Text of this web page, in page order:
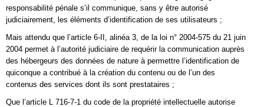
responsabilité pénale s’il communique, sans y être autorisé
judiciairement, les éléments d’identification de ses utilisateurs ;
Mais attendu que l’article 6-II, alinéa 3, de la loi n° 2004-575 du 21 juin
2004 permet à l’autorité judiciaire de requérir la communication auprès
des hébergeurs des données de nature à permettre l’identification de
quiconque a contribué à la création du contenu ou de l’un des
contenus des services dont ils sont prestataires ;
Que l’article L 716-7-1 du code de la propriété intellectuelle autorise